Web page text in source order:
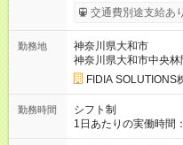
給！ ※能力・スキルを
用期間】試用期間なし
交通費別途支給あり
勤務地
神奈川県大和市
神奈川県大和市中央林
FIDIA SOLUTIONS
勤務時間
シフト制
1日あたりの実働時間
16:00 (2)8:00～17:00